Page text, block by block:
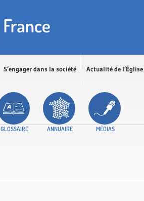
S’engager dans la société Actualité de l’Église
GLOSSAIRE ANNUAIRE MÉDIAS